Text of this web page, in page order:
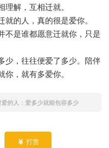
解，互相迁就。
的人，真的很是爱你。
不是谁都愿意迁就你，只是
少，往往便爱了多少。陪伴
，就有多爱你。
爱的人：爱多少就能包容多少
 打赏